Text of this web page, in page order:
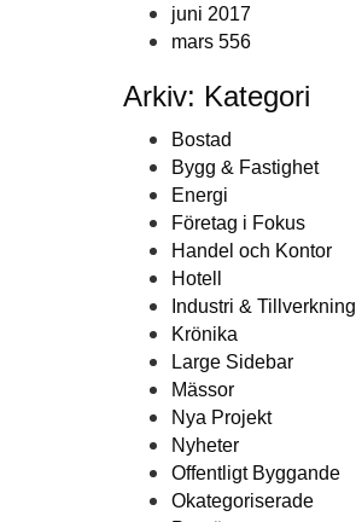
juni 2017
mars 556
Arkiv: Kategori
Bostad
Bygg & Fastighet
Energi
Företag i Fokus
Handel och Kontor
Hotell
Industri & Tillverkning
Krönika
Large Sidebar
Mässor
Nya Projekt
Nyheter
Offentligt Byggande
Okategoriserade